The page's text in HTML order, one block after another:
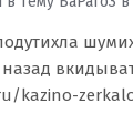
kazino-